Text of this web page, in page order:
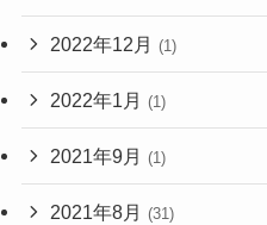
2022年12月 (1)
2022年1月 (1)
2021年9月 (1)
2021年8月 (31)